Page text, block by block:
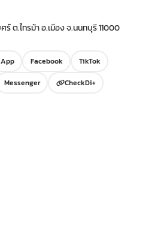
ร์ ต.ไทรม้า อ.เมือง จ.นนทบุรี 11000
Facebook
TikTok
Messenger CheckDi+